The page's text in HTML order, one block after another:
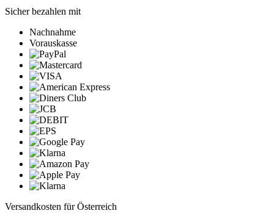
Sicher bezahlen mit
Nachnahme
Vorauskasse
Versandkosten für Österreich